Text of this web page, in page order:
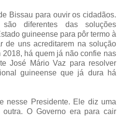
Bissau para ouvir os cidadãos.
diferentes das soluções
guineense para pôr termo à
de uns acreditarem na solução
há quem já não confie nas
José Mário Vaz para resolver
guineense que já dura há
nesse Presidente. Ele diz uma
O Governo era para cair